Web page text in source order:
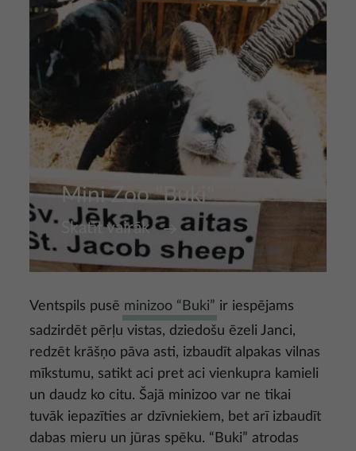
Mini Zoo "Buki"
Skatīt vairāk
Ventspils pusē minizoo “Buki” ir iespējams
sadzirdēt pērļu vistas, dziedošu ēzeli Janci,
redzēt krāšņo pāva asti, izbaudīt alpakas vilnas
mīkstumu, satikt aci pret aci vienkupra kamieli
un daudz ko citu. Šajā minizoo var ne tikai
tuvāk iepazīties ar dzīvniekiem, bet arī izbaudīt
dabas mieru un jūras spēku. “Buki” atrodas